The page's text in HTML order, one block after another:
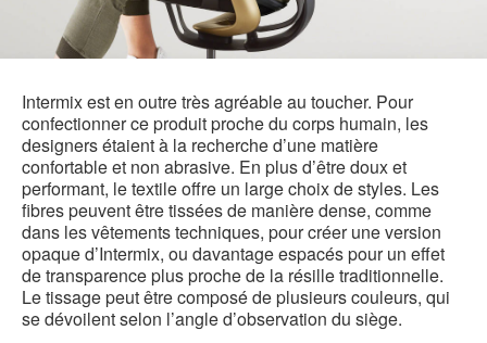
Intermix est en outre très agréable au toucher. Pour
confectionner ce produit proche du corps humain, les
designers étaient à la recherche d’une matière
confortable et non abrasive. En plus d’être doux et
performant, le textile offre un large choix de styles. Les
fibres peuvent être tissées de manière dense, comme
dans les vêtements techniques, pour créer une version
opaque d’Intermix, ou davantage espacés pour un effet
de transparence plus proche de la résille traditionnelle.
Le tissage peut être composé de plusieurs couleurs, qui
se dévoilent selon l’angle d’observation du siège.